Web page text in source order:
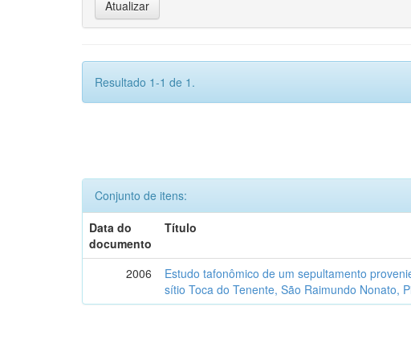
Resultado 1-1 de 1.
Conjunto de itens:
Data do
documento
Título
2006
Estudo tafonômico de um sepultamento
sítio Toca do Tenente, São Raimundo Nonato,